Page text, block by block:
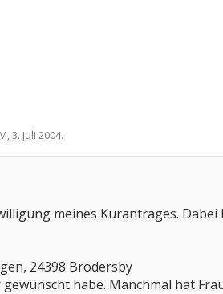
,3. Juli 2004.
meines Kurantrages.
24398 Brodersby
habe. Manchmal hat